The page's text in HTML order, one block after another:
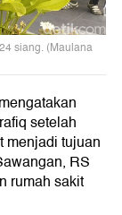
siang. (Maulana
setelah
menjadi tujuan
RS
rumah sakit